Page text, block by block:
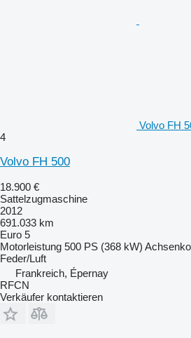
Volvo FH
4
Volvo FH 500
18.900 €
Sattelzugmaschine
2012
691.033 km
Euro 5
Motorleistung 500 PS (368 kW)
Feder/Luft
Frankreich, Épernay
RFCN
Verkäufer kontaktieren